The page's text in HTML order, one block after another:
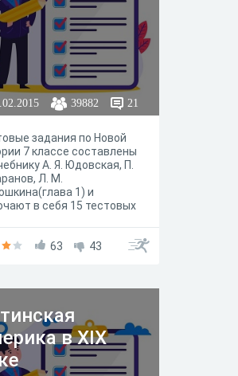
39882 21
задания по Новой
7 классе составлены
А. Я. Юдовская, П.
Л. М.
1) и
в себя 15 тестовых
63
43
в XIX